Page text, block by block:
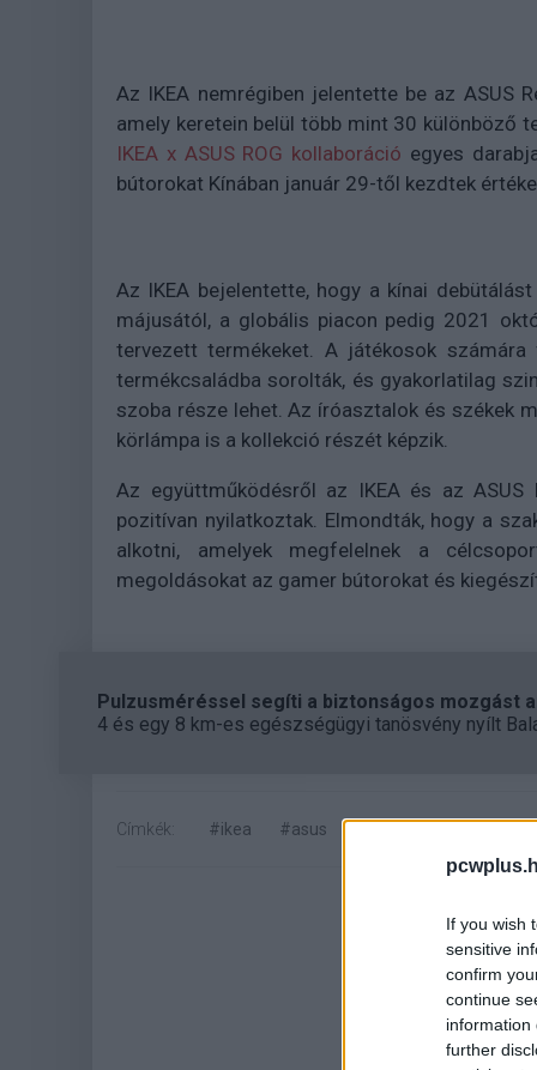
If you wish
sensitive
confirm
continue
information
further
Az IKEA nemrégiben jelentette be az ASUS
amely keretein belül több mint 30 különböző
IKEA x ASUS ROG kollaboráció egyes
bútorokat Kínában január 29-től kezdtek
Az IKEA bejelentette, hogy a kínai
májusától, a globális piacon pedig 2021
tervezett termékeket. A játékosok
termékcsaládba sorolták, és gyakorlatilag
szoba része lehet. Az íróasztalok és székek
körlámpa is a kollekció részét képzik.
Az együttműködésről az IKEA és az
pozitívan nyilatkoztak. Elmondták, hogy a
alkotni, amelyek megfelelnek a
megoldásokat az gamer bútorokat és
Pulzusméréssel segíti a biztonságos mozgást
4 és egy 8 km-es egészségügyi tanösvény nyílt
Címkék: #ikea #asus